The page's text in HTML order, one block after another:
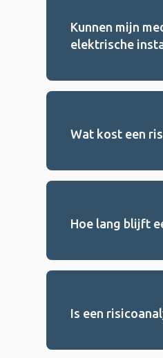
Kunnen mijn
elektrische
Wat kost een
Hoe lang blijft
Is een